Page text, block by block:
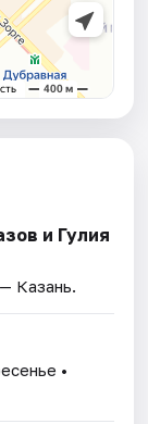
и Гулия
Казань.
•